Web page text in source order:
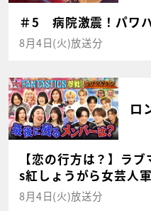
＃5 病院激震！パワ
8月4日(火)放送分
ロ
【恋の行方は？】ラ
s紅しょうがら女芸人
8月4日(火)放送分